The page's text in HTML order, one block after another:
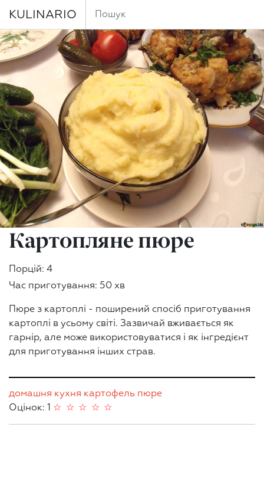
KULINARIO
Картопляне пюре
Порцій: 4
Час приготування: 50 хв
Пюре з картоплі - поширений спосіб приготування
картоплі в усьому світі. Зазвичай вживається як
гарнір, але може використовуватися і як інгредієнт
для приготування інших страв.
домашня кухня картофель пюре
Оцінок: 1
☆
☆
☆
☆
☆